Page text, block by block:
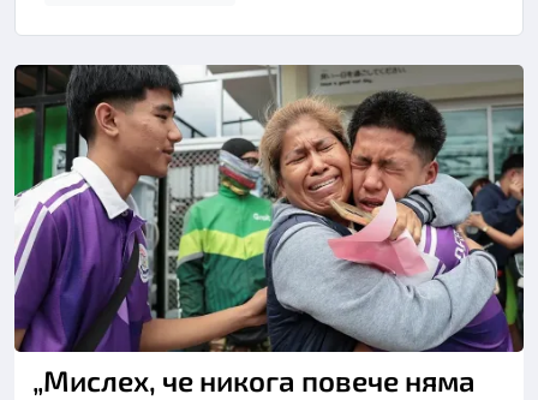
„Мислех, че никога повече няма